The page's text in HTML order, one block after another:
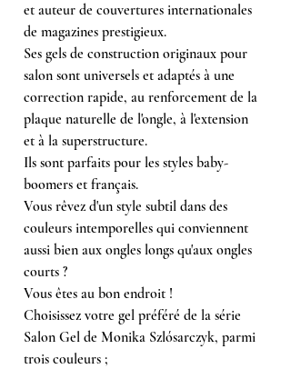
et auteur de couvertures internationales
de magazines prestigieux.
Ses gels de construction originaux pour
salon sont universels et adaptés à une
correction rapide, au renforcement de la
plaque naturelle de l'ongle, à l'extension
et à la superstructure.
Ils sont parfaits pour les styles baby-
boomers et français.
Vous rêvez d'un style subtil dans des
couleurs intemporelles qui conviennent
aussi bien aux ongles longs qu'aux ongles
courts ?
Vous êtes au bon endroit !
Choisissez votre gel préféré de la série
Salon Gel de Monika Szlósarczyk, parmi
trois couleurs ;